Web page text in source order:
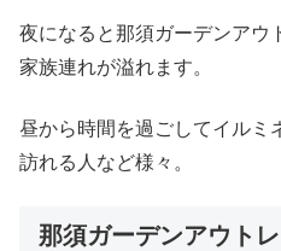
夜になると那須ガーデンアウ
家族連れが溢れます。
昼から時間を過ごしてイルミ
訪れる人など様々。
那須ガーデンアウト